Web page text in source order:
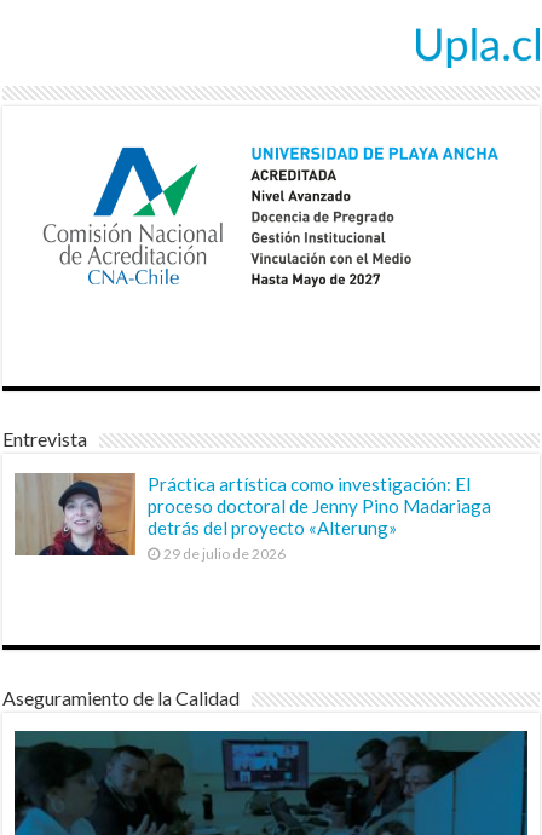
Entrevista
Práctica artística como investigación: El
proceso doctoral de Jenny Pino Madariaga
detrás del proyecto «Alterung»
29 de julio de 2026
Aseguramiento de la Calidad